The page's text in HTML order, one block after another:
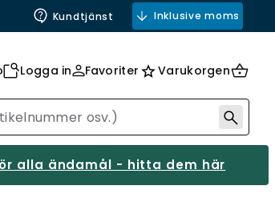
Kundtjänst Inklusive moms
Logga in Favoriter Varukorgen
alla ändamål - hitta dem här